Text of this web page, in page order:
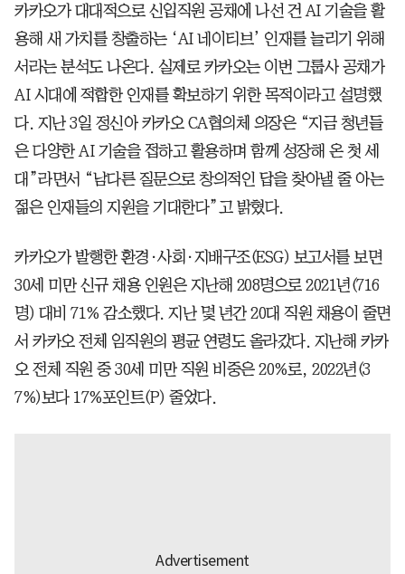
카카오가 대대적으로 신입직원 공채에 나선 건 AI 기술을 활
용해 새 가치를 창출하는 ‘AI 네이티브’ 인재를 늘리기 위해
서라는 분석도 나온다. 실제로 카카오는 이번 그룹사 공채가
AI 시대에 적합한 인재를 확보하기 위한 목적이라고 설명했
다. 지난 3일 정신아 카카오 CA협의체 의장은 “지금 청년들
은 다양한 AI 기술을 접하고 활용하며 함께 성장해 온 첫 세
대”라면서 “남다른 질문으로 창의적인 답을 찾아낼 줄 아는
젊은 인재들의 지원을 기대한다”고 밝혔다.
카카오가 발행한 환경·사회·지배구조(ESG) 보고서를 보면
30세 미만 신규 채용 인원은 지난해 208명으로 2021년(716
명) 대비 71% 감소했다. 지난 몇 년간 20대 직원 채용이 줄면
서 카카오 전체 임직원의 평균 연령도 올라갔다. 지난해 카카
오 전체 직원 중 30세 미만 직원 비중은 20%로, 2022년(3
7%)보다 17%포인트(P) 줄었다.